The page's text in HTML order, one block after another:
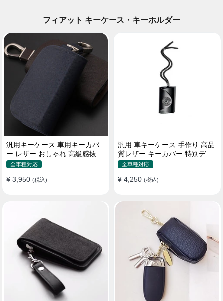
フィアット キーケース・キーホルダー
汎用キーケース 車用キーカバ
ー レザー おしゃれ 高級感抜群
ロゴオーダーメイド
全車種対応
¥ 3,950 (税込)
汎用 車キーケース 手作り 高品
質レザー キーカバー 特別デザ
イン 手触りいい
全車種対応
¥ 4,250 (税込)